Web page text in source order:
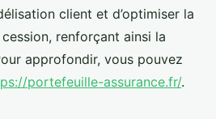
client et d’optimiser la
renforçant ainsi la
approfondir, vous pouvez
portefeuille-assurance.fr/.